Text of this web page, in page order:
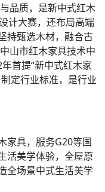
品质，是新中式红木
计大赛，还布局高端
持甄选木材，融合古
山市红木家具技术中
首提“新中式红木家
定行业标准，是行业
家具，服务G20等国
活美学体验，全屋原
全场景中式生活美学